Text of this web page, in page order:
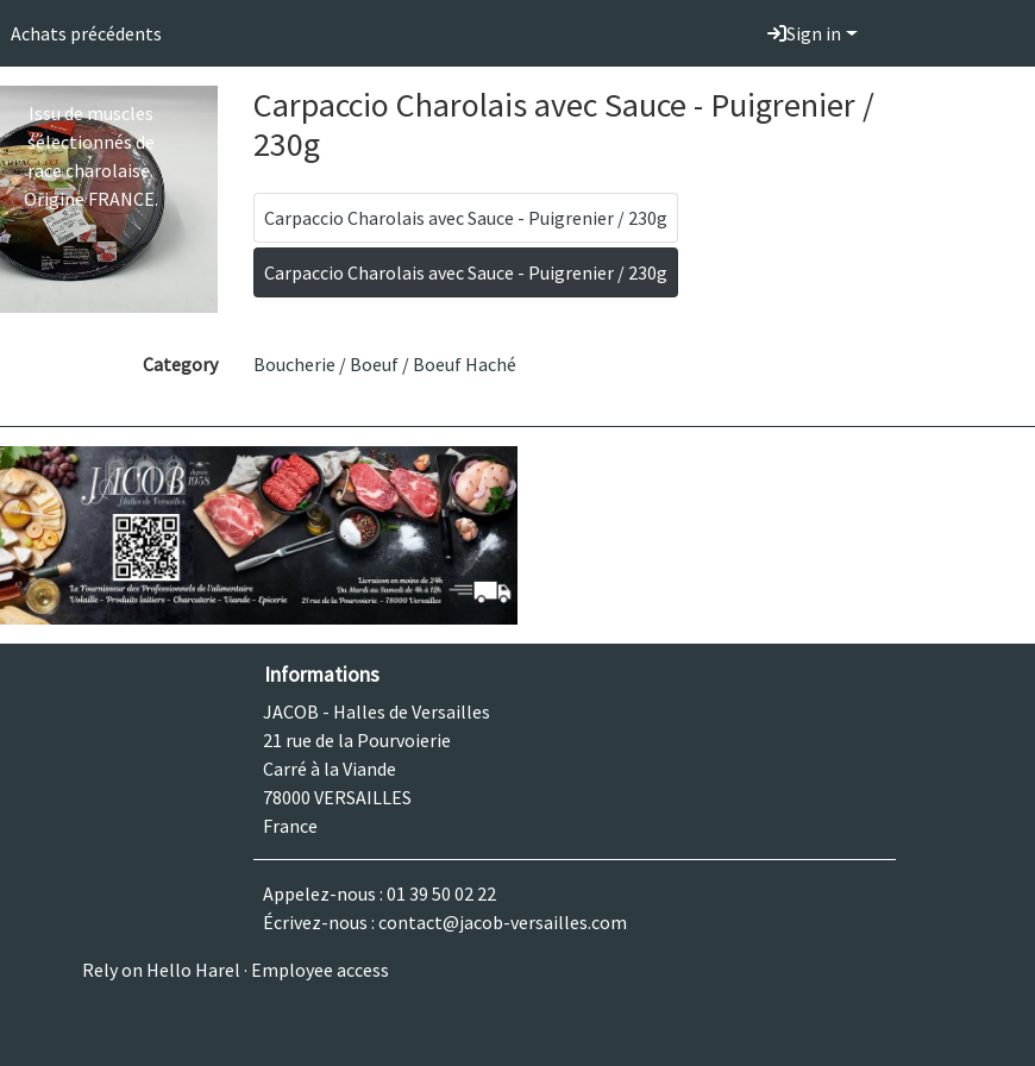
Achats précédents Sign in
Issu de muscles
sélectionnés de
race charolaise.
Origine FRANCE.
Carpaccio Charolais avec Sauce - Puigrenier /
230g
Carpaccio Charolais avec Sauce - Puigrenier / 230g
Carpaccio Charolais avec Sauce - Puigrenier / 230g
Category Boucherie / Boeuf / Boeuf Haché
Informations
JACOB - Halles de Versailles
21 rue de la Pourvoierie
Carré à la Viande
78000 VERSAILLES
France
Appelez-nous : 01 39 50 02 22
Écrivez-nous : contact@jacob-versailles.com
Rely on Hello Harel · Employee access